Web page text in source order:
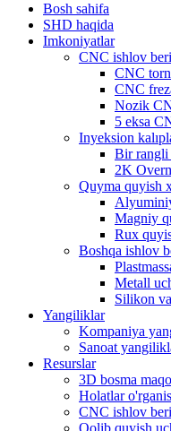
Bosh sahifa
SHD haqida
Imkoniyatlar
CNC ishlov
CNC
CNC
Nozik
5 eksa
Inyeksion
Bir rangli
2K
Quyma quyish
Magniy
Rux
Boshqa ishlov
Metall
Silikon
Yangiliklar
Kompaniya
Sanoat
Resurslar
3D bosma
Holatlar
CNC ishlov
Qolib quyish